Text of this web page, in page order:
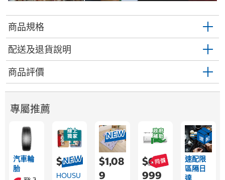
商品規格
配送及退貨說明
商品評價
專屬推薦
汽車輪
胎
$689
HOUSU
$1,08
9
$66,
999
速配限
區隔日
達